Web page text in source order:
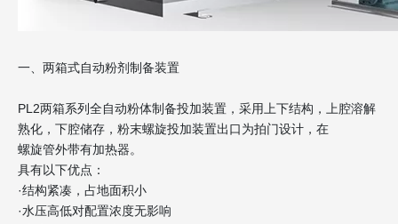
一、两箱式自动粉剂制备装置
PL2两箱系列全自动粉体制备投加装置，采用上下结构，上腔溶解
熟化，下腔储存，粉末螺旋投加装置出口为拍门设计，在
螺旋管外带有加热器。
具有以下优点：
·结构紧凑，占地面积小
·水压高低对配置浓度无影响